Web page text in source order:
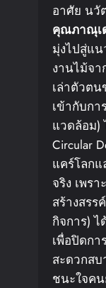
อาศัย นวั
คุณภาณุเ
มุ่งไปสู่แน
งานไม้จ
เล่าตัวตน
เข้ากับก
แวดล้อม)
Circular
แคร์โลก
จริง เพร
สร้างสรร
กิจการ)
เพื่อปิดก
สะดวกสบ
ชนะใจค